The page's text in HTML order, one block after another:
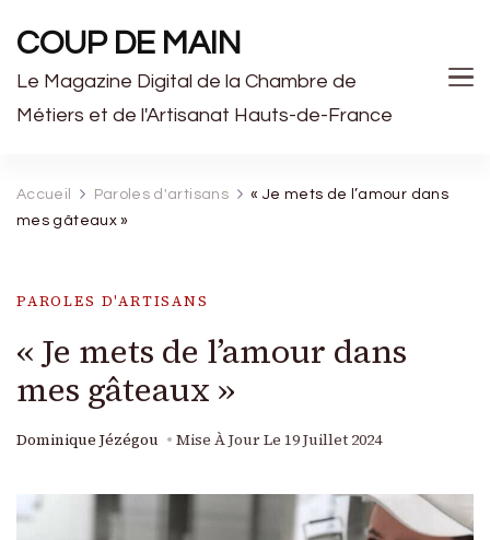
COUP DE MAIN
Le Magazine Digital de la Chambre de
Métiers et de l'Artisanat Hauts-de-France
Accueil Paroles d'artisans
« Je mets de l’amour dans
mes gâteaux »
PAROLES D'ARTISANS
« Je mets de l’amour dans
mes gâteaux »
Dominique Jézégou Mise À Jour Le 19 Juillet 2024